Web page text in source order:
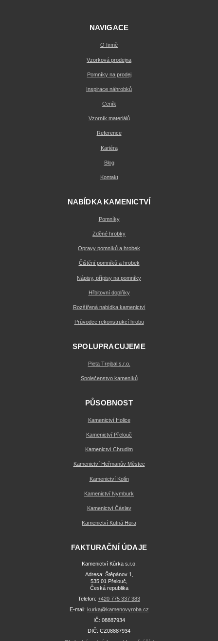
NAVIGACE
O firmě
Vzorková prodejna
Pomníky na prodej
Inspirace náhrobků
Ceník
Vzorník materiálů
Reference
Kariéra
Blog
Kontakt
NABÍDKA KAMENICTVÍ
Pomníky
Zděné hrobky
Opravy pomníků a hrobek
Čištění pomníků a hrobek
Nápisy, přípisy na pomníky
Hřbitovní doplňky
Rozšířená nabídka kamenictví
Průvodce rekonstrukcí hrobu
SPOLUPRACUJEME
Pieta Trejbal s.r.o.
Společenstvo kameníků
PŮSOBNOST
Kamenictví Holice
Kamenictví Přelouč
Kamenictví Chrudim
Kamenictví Heřmanův Městec
Kamenictví Kolín
Kamenictví Nymburk
Kamenictví Čáslav
Kamenictví Kutná Hora
FAKTURAČNÍ ÚDAJE
Kamenictví Kůrka s.r.o.
Adresa: Štěpánov 1,
535 01 Přelouč,
Česká republika
Telefon: +420 775 337 383
E-mail: kurka@kamenovyroba.cz
IČ: 08887934
DIČ: CZ08887934